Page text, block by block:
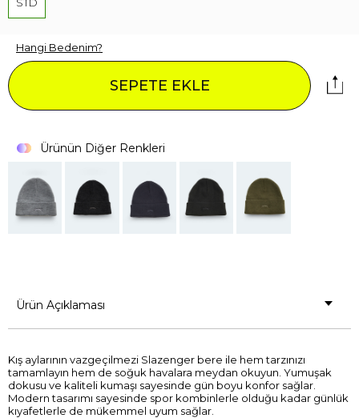
Hangi Bedenim?
SEPETE EKLE
Ürünün Diğer Renkleri
Ürün Açıklaması
Kış aylarının vazgeçilmezi Slazenger bere ile hem tarzınızı
tamamlayın hem de soğuk havalara meydan okuyun. Yumuşak
dokusu ve kaliteli kumaşı sayesinde gün boyu konfor sağlar.
Modern tasarımı sayesinde spor kombinlerle olduğu kadar günlük
kıyafetlerle de mükemmel uyum sağlar.